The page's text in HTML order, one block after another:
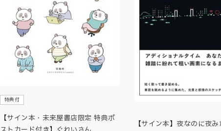
特典付
【サイン本・未来屋書店限定 特典ポ
【サイン本】夜なのに夜み